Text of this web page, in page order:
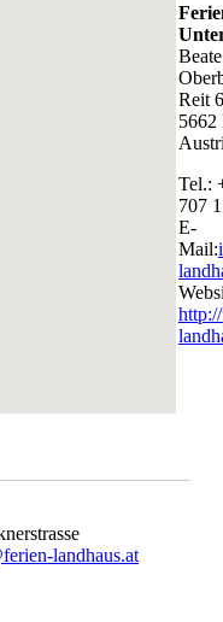
Beate
Reit
5662
Tel.:
707
E-
Mail:
landhaus.at